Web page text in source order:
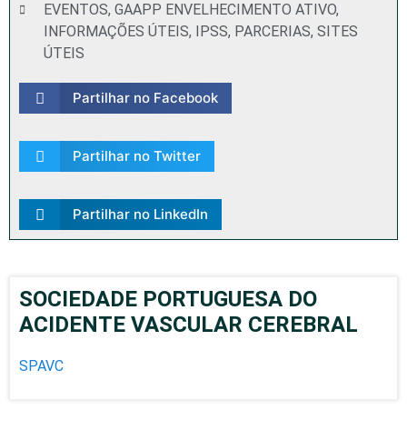
EVENTOS, GAAPP ENVELHECIMENTO ATIVO,
INFORMAÇÕES ÚTEIS, IPSS, PARCERIAS, SITES
ÚTEIS
Partilhar no Facebook
Partilhar no Twitter
Partilhar no LinkedIn
SOCIEDADE PORTUGUESA DO
ACIDENTE VASCULAR CEREBRAL
SPAVC